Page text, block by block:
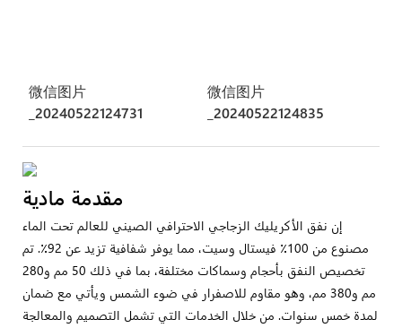
微信图片
_20240522124731
微信图片
_20240522124835
مقدمة مادية
إن نفق الأكريليك الزجاجي الاحترافي الصيني للعالم تحت الماء
مصنوع من 100٪ فيستال وسيت، مما يوفر شفافية تزيد عن 92٪. تم
تخصيص النفق بأحجام وسماكات مختلفة، بما في ذلك 50 مم و280
مم و380 مم، وهو مقاوم للاصفرار في ضوء الشمس ويأتي مع ضمان
لمدة خمس سنوات. من خلال الخدمات التي تشمل التصميم والمعالجة